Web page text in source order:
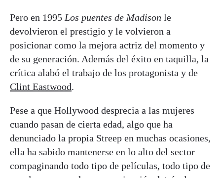
Pero en 1995 Los puentes de Madison le
devolvieron el prestigio y le volvieron a
posicionar como la mejora actriz del momento y
de su generación. Además del éxito en taquilla, la
crítica alabó el trabajo de los protagonista y de
Clint Eastwood.
Pese a que Hollywood desprecia a las mujeres
cuando pasan de cierta edad, algo que ha
denunciado la propia Streep en muchas ocasiones,
ella ha sabido mantenerse en lo alto del sector
compaginando todo tipo de películas, todo tipo de